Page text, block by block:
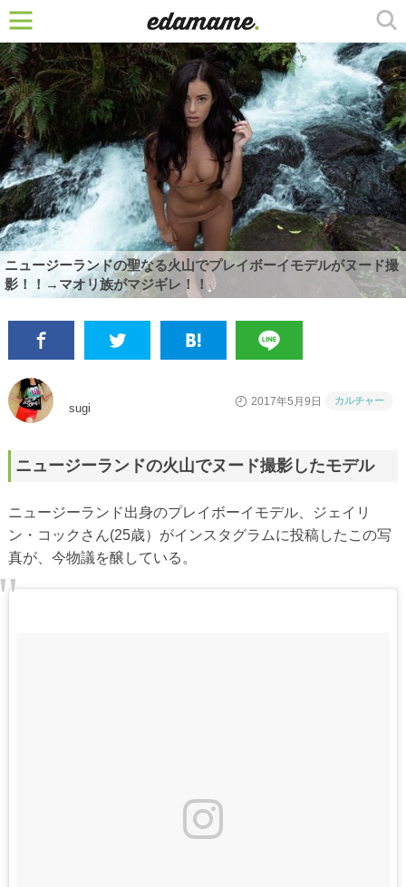
ニュージーランドの聖なる火山でプレイボーイモデルがヌード撮
影！！→マオリ族がマジギレ！！
sugi
2017年5月9日 カルチャー
ニュージーランドの火山でヌード撮影したモデル
ニュージーランド出身のプレイボーイモデル、ジェイリ
ン・コックさん(25歳）がインスタグラムに投稿したこの写
真が、今物議を醸している。